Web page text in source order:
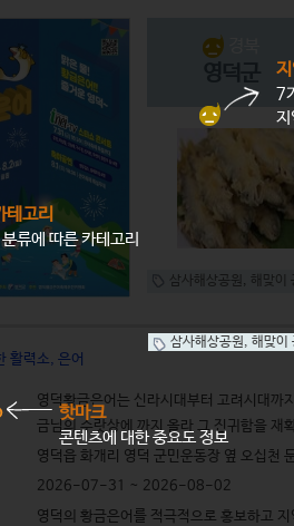
경북
삼사해상공원 , 해맞이
활력소, 은어
영덕황금은어는 신라시대부터 고려시대까
금님의 수랏상에 까지 올라 그 진귀함을 재
영덕읍 화개리 영덕 군민운동장 옆 오십천
2026-07-31 ~ 2026-08-02
영덕의 황금은어를 적극적으로 홍보하고
테고리
류에 따른 카테고리
7
지
삼사해상공원, 해맞이
핫마크
콘텐츠에 대한 중요도 정보